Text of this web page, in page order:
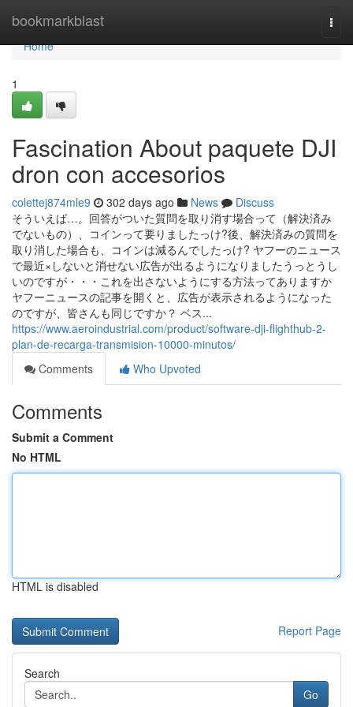
bookmarkblast
Home
Home
1
Fascination About paquete DJI
dron con accesorios
colettej874mle9 302 days ago News
Discuss
そういえば…。回答がついた質問を取り消す場合って（解決済み
でないもの）、コインって要りましたっけ?後、解決済みの質問を
取り消した場合も、コインは減るんでしたっけ? ヤフーのニュース
で最近×しないと消せない広告が出るようになりましたうっとうし
いのですが・・・これを出さないようにする方法ってありますか
ヤフーニュースの記事を開くと、広告が表示されるようになった
のですが、皆さんも同じですか？ ベス...
https://www.aeroindustrial.com/product/software-dji-flighthub-2-
plan-de-recarga-transmision-10000-minutos/
Comments
Who Upvoted
Comments
Submit a Comment
No HTML
HTML is disabled
Report Page
Search
Go